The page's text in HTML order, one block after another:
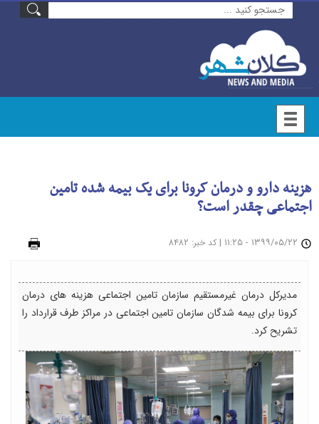
هزینه دارو و درمان کرونا برای یک بیمه شده تامین
اجتماعی چقدر است؟
| کد خبر: ۸۴۸۲
مدیرکل درمان غیرمستقیم سازمان تامین اجتماعی هزینه های درمان
کرونا برای بیمه شدگان سازمان تامین اجتماعی در مراکز طرف قرارداد را
تشریح کرد.